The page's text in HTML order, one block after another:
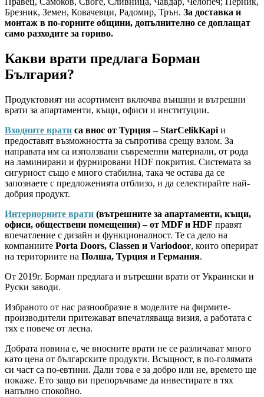
Брезник, Земен, Ковачевци, Радомир, Трън. За доставка и
монтаж в по-горните общини, допълнително се доплащат
само разходите за гориво.
Какви врати предлага Борман
България?
Продуктовият ни асортимент включва външни и вътрешни
врати за апартаменти, къщи, офиси и институции.
Входните врати са внос от Турция – StarCelikKapi и
предоставят възможността за съпротива срещу взлом. За
направата им са използвани съвременни материали, от рода
на ламинирани и фурнировани HDF покрития. Системата за
сигурност също е много стабилна, така че остава да се
запознаете с предложенията отблизо, и да селектирайте най-
добрия продукт.
Интериорните врати (вътрешните за апартаменти, къщи,
офиси, обществени помещения) – от MDF и HDF правят
впечатление с дизайн и функционалност. Те са дело на
компаниите Porta Doors, Classen и Variodoor, които оперират
на териториите на Полша, Турция и Германия.
От 2019г. Борман предлага и вътрешни врати от Украински и
Руски заводи.
Избраното от нас разнообразие в моделите на фирмите-
производители притежават впечатляваща визия, а работата с
тях е повече от лесна.
Добрата новина е, че вносните врати не се различават много
като цена от българските продукти. Всъщност, в по-голямата
си част са по-евтини. Дали това е за добро или не, времето ще
покаже. Ето защо ви препоръчваме да инвестирате в тях
напълно спокойно.